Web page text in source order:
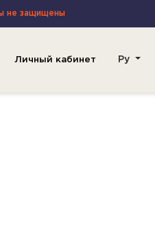
не защищены
Ру
Личный кабинет